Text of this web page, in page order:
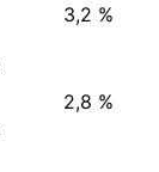
3,2 %
2,8 %